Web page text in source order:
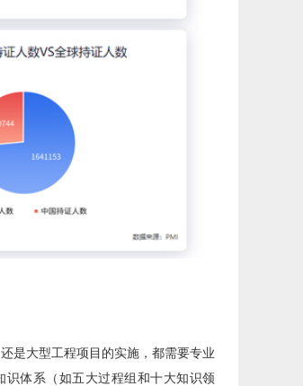
是大型工程项目的实施，都需要专业
体系（如五大过程组和十大知识领